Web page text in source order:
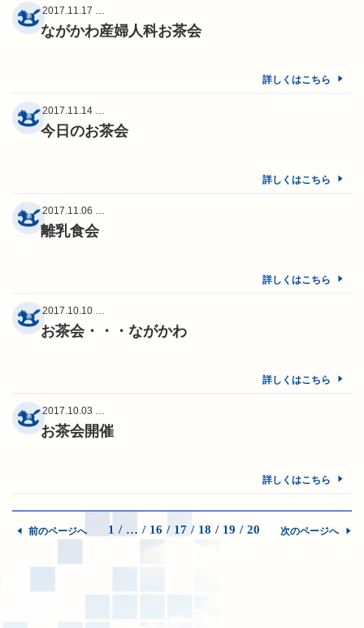
2017.11.17 …
ながかわ産婦人科お茶会
詳しくはこちら
2017.11.14 …
今日のお茶会
詳しくはこちら
2017.11.06 …
離乳食会
詳しくはこちら
2017.10.10 …
お茶会・・・ながかわ
詳しくはこちら
2017.10.03 …
お茶会開催
詳しくはこちら
前のページへ 1 … 16 17 18 19 20 次のページへ